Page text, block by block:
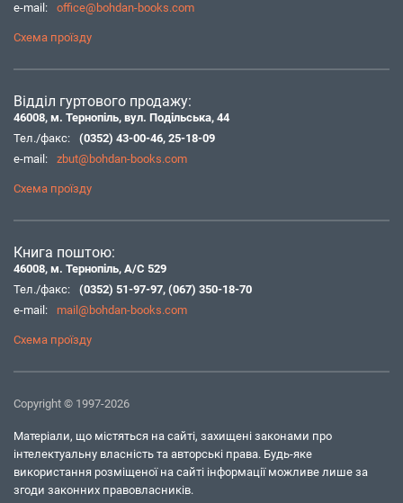
e-mail:
office@bohdan-books.com
Схема проїзду
Відділ гуртового продажу:
46008, м. Тернопіль, вул. Подільська, 44
Тел./факс:
(0352) 43-00-46, 25-18-09
e-mail:
zbut@bohdan-books.com
Схема проїзду
Книга поштою:
46008, м. Тернопіль, А/С 529
Тел./факс:
(0352) 51-97-97, (067) 350-18-70
e-mail:
mail@bohdan-books.com
Схема проїзду
Copyright © 1997-2026
Матеріали, що містяться на сайті, захищені законами про
інтелектуальну власність та авторські права. Будь-яке
використання розміщеної на сайті інформації можливе лише за
згоди законних правовласників.